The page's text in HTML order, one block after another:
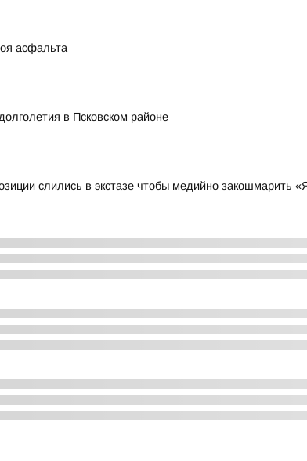
асфальта
в Псковском районе
слились в экстазе чтобы медийно закошмарить